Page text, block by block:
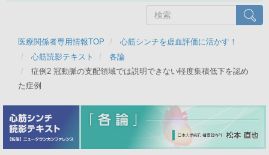
索
検索
医療関係者専用情報TOP
心筋シンチを虚血評価に活かす！
心筋読影テキスト
各論
症例2 冠動脈の支配領域では説明できない軽度集積低下を認め
た症例